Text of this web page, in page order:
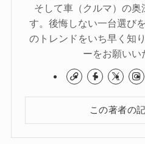
そして車（クルマ）の奥
す。後悔しない一台選び
のトレンドをいち早く知
ーをお願いい
この著者の